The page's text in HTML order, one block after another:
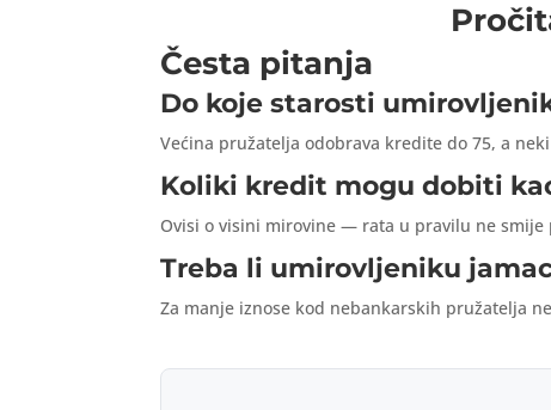
Česta pitanja
Do koje starosti
Većina pružatelja odobrava kredite do 75, a
Koliki kredit mogu dobiti
Ovisi o visini mirovine — rata u pravilu ne smije
Treba li umirovljeniku
Za manje iznose kod nebankarskih pružatelja